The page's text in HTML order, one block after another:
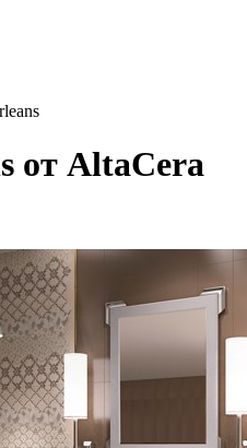
от AltaCera